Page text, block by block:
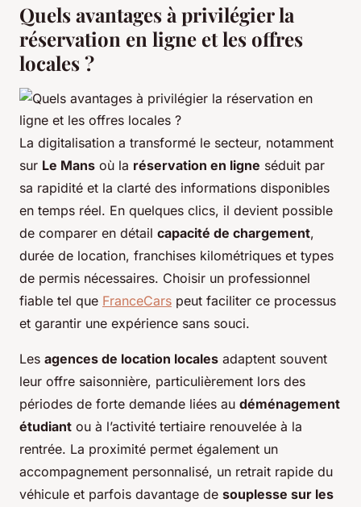
Quels avantages à privilégier la
réservation en ligne et les offres
locales ?
La digitalisation a transformé le secteur, notamment
sur Le Mans où la réservation en ligne séduit par
sa rapidité et la clarté des informations disponibles
en temps réel. En quelques clics, il devient possible
de comparer en détail capacité de chargement,
durée de location, franchises kilométriques et types
de permis nécessaires. Choisir un professionnel
fiable tel que FranceCars peut faciliter ce processus
et garantir une expérience sans souci.
Les agences de location locales adaptent souvent
leur offre saisonnière, particulièrement lors des
périodes de forte demande liées au déménagement
étudiant ou à l’activité tertiaire renouvelée à la
rentrée. La proximité permet également un
accompagnement personnalisé, un retrait rapide du
véhicule et parfois davantage de souplesse sur les